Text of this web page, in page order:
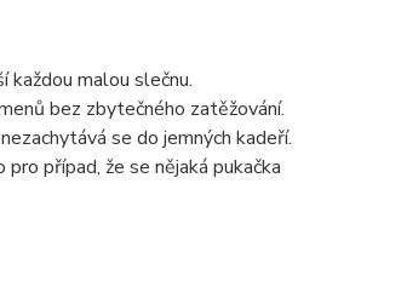
malou slečnu.
bez zbytečného zatěžování.
se do jemných kadeří.
případ, že se nějaká pukačka